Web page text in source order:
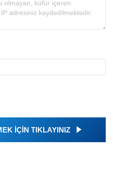
İÇİN TIKLAYINIZ